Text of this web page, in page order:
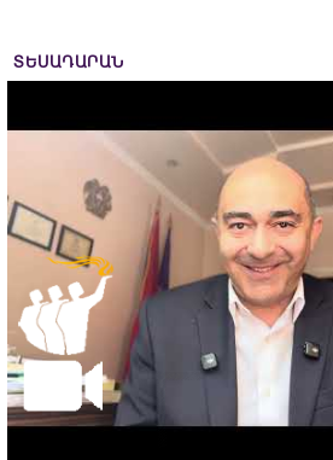
ՏԵՍԱԴԱՐԱՆ